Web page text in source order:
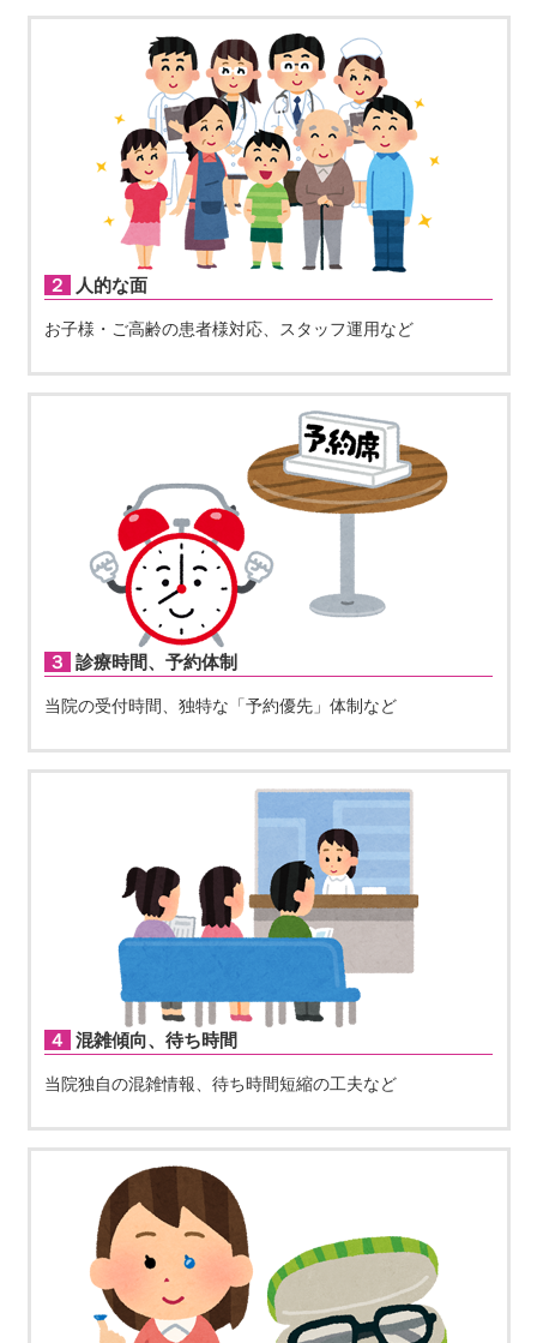
２人的な面
お子様・ご高齢の患者様対応、スタッフ運用など
３診療時間、予約体制
当院の受付時間、独特な「予約優先」体制など
４混雑傾向、待ち時間
当院独自の混雑情報、待ち時間短縮の工夫など